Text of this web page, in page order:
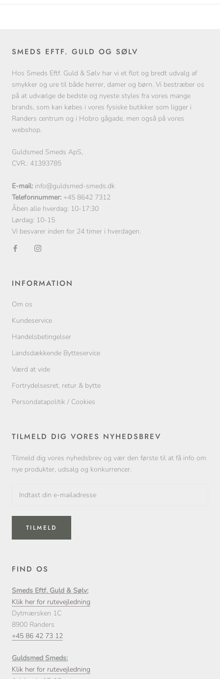
SMEDS EFTF. GULD OG SØLV
Hos Smeds Eftf. Guld & Sølv har vi et flot og bredt udvalg af
smykker og ure til både herrer, damer og børn. Vi bestræber os
på at udvælge de bedste og nyeste styles fra vores mange
brands, som kan købes i vores fysiske butikker som ligger i
Randers centrum og i Hobro gågade, men også på vores
webshop.
Guldsmed Smeds ApS,
CVR.: 41393785
E-mail: info@guldsmed-smeds.dk
Telefonnummer: +45 8642 7312
Åben alle hverdag: 10-17:30
Lørdag: 10-15
Vi besvarer inden for 24 timer i hverdagen.
INFORMATION
Om os
Kundeservice
Handelsbetingelser
Landsdækkende Bytteservice
Værd at vide
Fortrydelsesret, retur & bytte
Persondatapolitik / Cookies
TILMELD DIG VORES NYHEDSBREV
Tilmeld dig vores nyhedsbrev og vær den første til at få info om
nye produkter, udsalg og konkurrencer.
TILMELD
FIND OS
Smeds Eftf. Guld & Sølv:
Klik her for rutevejledning
Dytmærsken 1C
8900 Randers
+45 86 42 73 12
Guldsmed Smeds:
Klik her for rutevejledning